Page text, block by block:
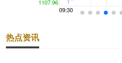
热点资讯